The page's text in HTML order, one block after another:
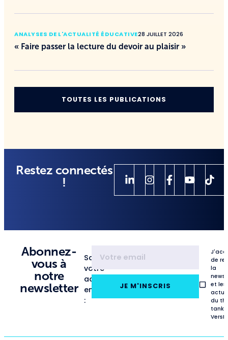
ANALYSES DE L'ACTUALITÉ ÉDUCATIVE28 JUILLET 2026
« Faire passer la lecture du devoir au plaisir »
TOUTES LES PUBLICATIONS
Restez connectés
!
Abonnez-
vous à
notre
newsletter
Saisissez
votre
adresse
email
:
JE M'INSCRIS
de
la
et les
du
tank